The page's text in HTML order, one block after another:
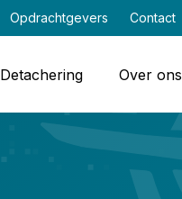
Opdrachtgevers Contact
Detachering Over ons